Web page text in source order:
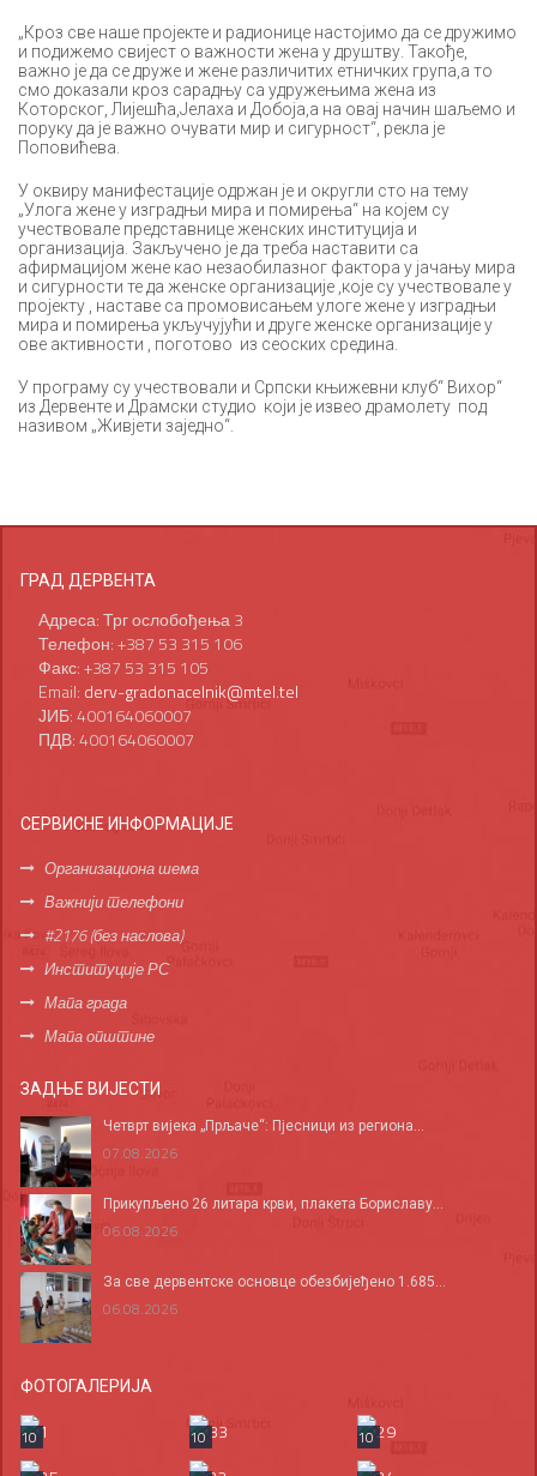
„Кроз све наше пројекте и радионице настојимо да се дружимо
и подижемо свијест о важности жена у друштву. Такође,
важно је да се друже и жене различитих етничких група,а то
смо доказали кроз сарадњу са удружењима жена из
Которског, Лијешћа,Јелаха и Добоја,а на овај начин шаљемо и
поруку да је важно очувати мир и сигурност“, рекла је
Поповићева.
У оквиру манифестације одржан је и округли сто на тему
„Улога жене у изградњи мира и помирења“ на којем су
учествовале представнице женских институција и
организација. Закључено је да треба наставити са
афирмацијом жене као незаобилазног фактора у јачању мира
и сигурности те да женске организације ,које су учествовале у
пројекту , наставе са промовисањем улоге жене у изградњи
мира и помирења укључујући и друге женске организације у
ове активности , поготово из сеоских средина.
У програму су учествовали и Српски књижевни клуб“ Вихор“
из Дервенте и Драмски студио који је извео драмолету под
називом „Живјети заједно“.
ГРАД ДЕРВЕНТА
Адреса: Трг ослобођења 3
Телефон: +387 53 315 106
Факс: +387 53 315 105
Email: derv-gradonacelnik@mtel.tel
ЈИБ: 400164060007
ПДВ: 400164060007
СЕРВИСНЕ ИНФОРМАЦИЈЕ
Организациона шема
Важнији телефони
#2176 (без наслова)
Институције РС
Мапа града
Мапа општине
ЗАДЊЕ ВИЈЕСТИ
Четврт вијека „Прљаче“: Пјесници из региона...
07.08.2026
Прикупљено 26 литара крви, плакета Бориславу...
06.08.2026
За све дервентске основце обезбијеђено 1.685...
06.08.2026
ФОТОГАЛЕРИЈА
10 10
10